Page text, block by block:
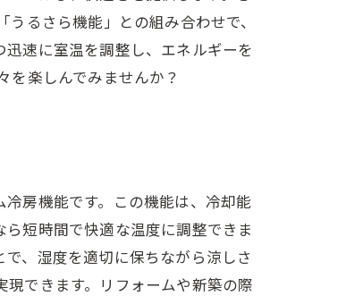
るさら機能」との組み合わせで、
速に室温を調整し、エネルギーを
を楽しんでみませんか？
房機能です。この機能は、冷却能
短時間で快適な温度に調整できま
、湿度を適切に保ちながら涼しさ
できます。リフォームや新築の際